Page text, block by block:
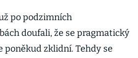
po podzimních
doufali, že se pragmatický
poněkud zklidní. Tehdy se